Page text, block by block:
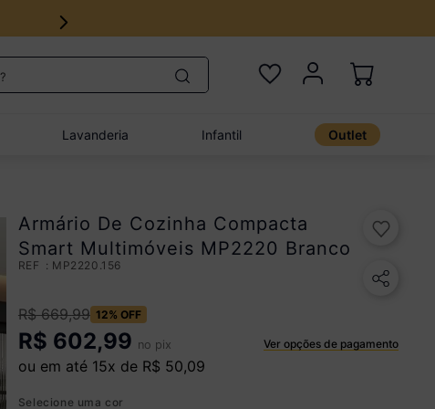
Lavanderia Infantil Outlet
Armário De Cozinha Compacta
Smart Multimóveis MP2220 Branco
: MP2220.156
R$ 669,99 12% OFF
R$ 602,99 no pix Ver opções de pagamento
ou em até 15x de R$ 50,09
Selecione uma cor